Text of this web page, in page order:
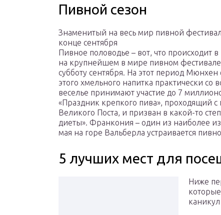
Пивной сезон
Знаменитый на весь мир пивной
конце сентября
Пивное половодье – вот, что происходит
на крупнейшем в мире пивном
субботу сентября. На этот период
этого хмельного напитка практически со
веселье принимают участие до 7
«Праздник крепкого пива», проходящий
Великого Поста, и призван в какой-то
диеты». Франкония – один из наиболее
мая на горе Вальберла устраивается
5 лучших мест для
Ниже